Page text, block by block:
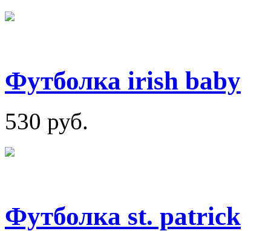
Футболка irish baby
530 руб.
Футболка st. patrick